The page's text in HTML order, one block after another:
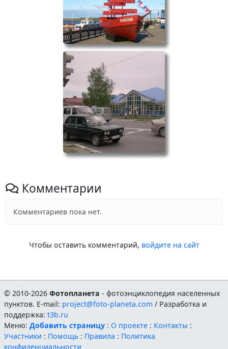
Комментарии
Комментариев пока нет.
Чтобы оставить комментарий, войдите на сайт
© 2010-2026Фотопланета - фотоэнциклопедия населенных
пунктов. E-mail: project@foto-planeta.com / Разработка и
поддержка:t3b.ru
Меню:Добавить страницу : О проекте : Контакты :
Участники : Помощь : Правила : Политика
конфиденциальности